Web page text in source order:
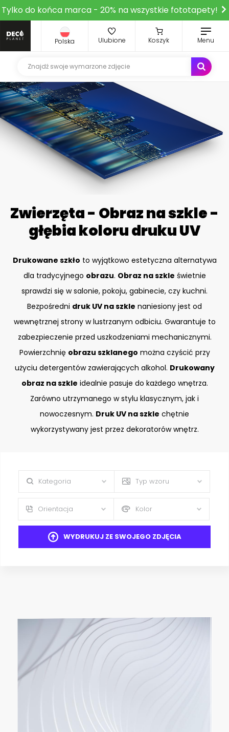
Tylko do końca marca - 20% na wszystkie fototapety!
Polska Ulubione Koszyk Menu
Zwierzęta - Obraz na szkle -
głębia koloru druku UV
Drukowane szkło to wyjątkowo estetyczna alternatywa
dla tradycyjnego obrazu. Obraz na szkle świetnie
sprawdzi się w salonie, pokoju, gabinecie, czy kuchni.
Bezpośredni druk UV na szkle naniesiony jest od
wewnętrznej strony w lustrzanym odbiciu. Gwarantuje to
zabezpieczenie przed uszkodzeniami mechanicznymi.
Powierzchnię obrazu szklanego można czyścić przy
użyciu detergentów zawierających alkohol. Drukowany
obraz na szkle idealnie pasuje do każdego wnętrza.
Zarówno utrzymanego w stylu klasycznym, jak i
nowoczesnym. Druk UV na szkle chętnie
wykorzystywany jest przez dekoratorów wnętrz.
Kategoria Typ wzoru
Orientacja Kolor
WYDRUKUJ ZE SWOJEGO ZDJĘCIA